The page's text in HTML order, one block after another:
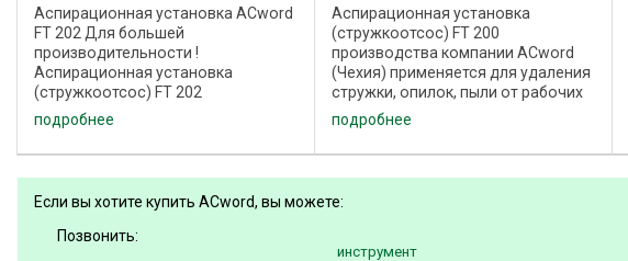
Аспирационная установка ACword
FT 202 Для большей
производительности !
Аспирационная установка
(стружкоотсос) FT 202
производства компании ACword
(Чехия) применяется для удаления
стружки, опилок, пыли от рабочих
подробнее
Аспирационная установка
(стружкоотсос) FT 200
производства компании ACword
(Чехия) применяется для удаления
стружки, опилок, пыли от рабочих
зон деревообрабатывающих
станков, а также очистки
отобранного со стружкой воздуха
подробнее
Если вы хотите купить ACword, вы можете:
Позвонить:
инструмент